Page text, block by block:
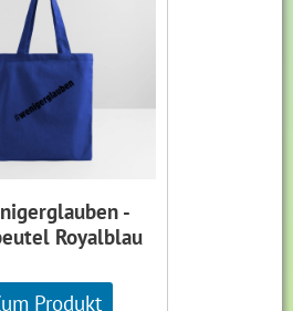
-
Royalblau
Produkt